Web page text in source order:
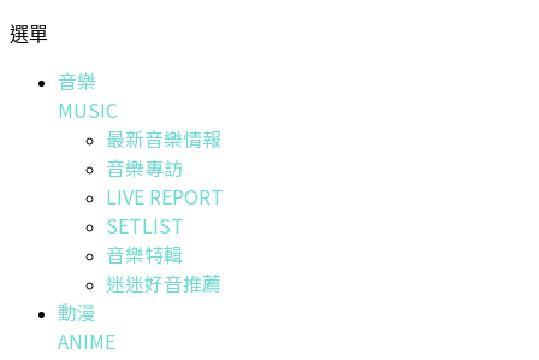
選單
音樂
MUSIC
最新音樂情報
音樂專訪
LIVE REPORT
SETLIST
音樂特輯
迷迷好音推薦
動漫
ANIME